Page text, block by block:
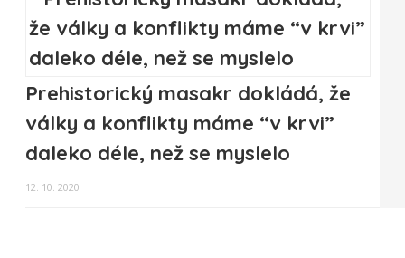
Prehistorický masakr dokládá, že
války a konflikty máme “v krvi”
daleko déle, než se myslelo
12. 10. 2020